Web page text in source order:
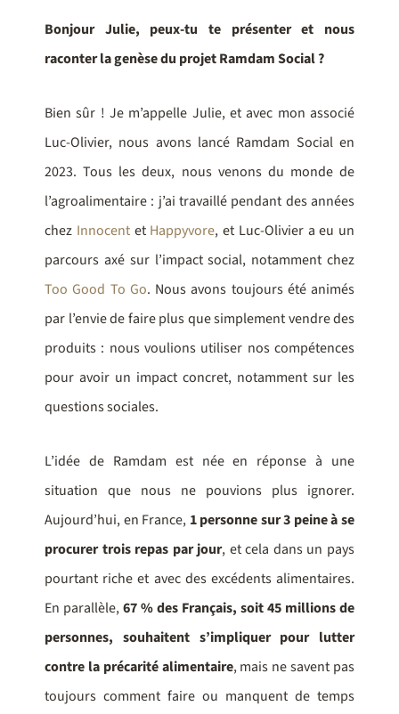
Bonjour Julie, peux-tu te présenter et nous
raconter la genèse du projet Ramdam Social ?
Bien sûr ! Je m’appelle Julie, et avec mon associé
Luc-Olivier, nous avons lancé Ramdam Social en
2023. Tous les deux, nous venons du monde de
l’agroalimentaire : j’ai travaillé pendant des années
chez Innocent et Happyvore, et Luc-Olivier a eu un
parcours axé sur l’impact social, notamment chez
Too Good To Go. Nous avons toujours été animés
par l’envie de faire plus que simplement vendre des
produits : nous voulions utiliser nos compétences
pour avoir un impact concret, notamment sur les
questions sociales.
L’idée de Ramdam est née en réponse à une
situation que nous ne pouvions plus ignorer.
Aujourd’hui, en France, 1 personne sur 3 peine à se
procurer trois repas par jour, et cela dans un pays
pourtant riche et avec des excédents alimentaires.
En parallèle,67 % des Français, soit 45 millions de
personnes, souhaitent s’impliquer pour lutter
contre la précarité alimentaire, mais ne savent pas
toujours comment faire ou manquent de temps